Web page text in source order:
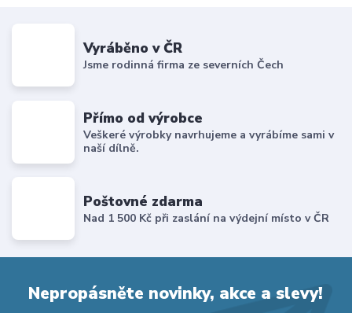
Vyráběno v ČR
Jsme rodinná firma ze severních Čech
Přímo od výrobce
Veškeré výrobky navrhujeme a vyrábíme sami v
naší dílně.
Poštovné zdarma
Nad 1 500 Kč při zaslání na výdejní místo v ČR
Nepropásněte novinky, akce a slevy!